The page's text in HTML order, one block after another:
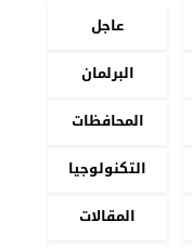
عاجل
البرلمان
المحافظات
التكنولوجيا
المقالات